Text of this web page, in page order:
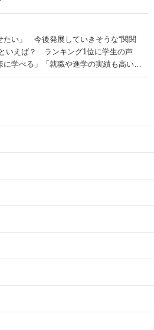
たい」 今後発展していきそうな“関関
いえば？ ランキング1位に学生の声
に学べる」「就職や進学の実績も高い」